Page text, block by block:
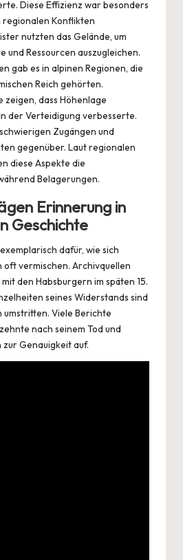
Diese Effizienz war besonders
Konflikten
nutzten das Gelände, um
Ressourcen auszugleichen.
gab es in alpinen Regionen, die
Reich gehörten.
zeigen, dass Höhenlage
der Verteidigung verbesserte.
Zugängen und
gegenüber. Laut regionalen
diese Aspekte die
Belagerungen.
Erinnerung in
Geschichte
dafür, wie sich
oft vermischen. Archivquellen
den Habsburgern im späten 15.
seines Widerstands sind
Viele Berichte
nach seinem Tod und
Genauigkeit auf.